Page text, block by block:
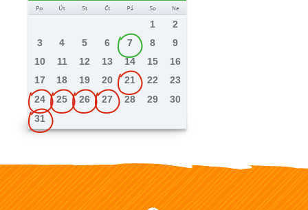
1
2
3
4 5 6 7 8
9
10
11 12 13 14 15
16
17
18 19 20 21 22
23
24
25 26 27 28 29
30
31